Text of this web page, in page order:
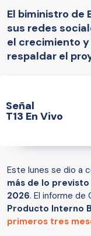
El biministro de
sus redes
el crecimiento
respaldar el
Señal
T13 En Vivo
Este lunes se dio a
más de lo
2026. El informe de
Producto Interno
primeros tres